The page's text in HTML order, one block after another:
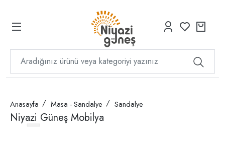
Anasayfa Masa - Sandalye Sandalye
Niyazi Güneş Mobilya